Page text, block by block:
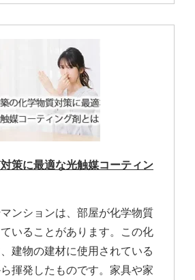
策に最適な光触媒コーティン
ンションは、部屋が化学物質
いることがあります。この化
建物の建材に使用されている
揮発したものです。家具や家